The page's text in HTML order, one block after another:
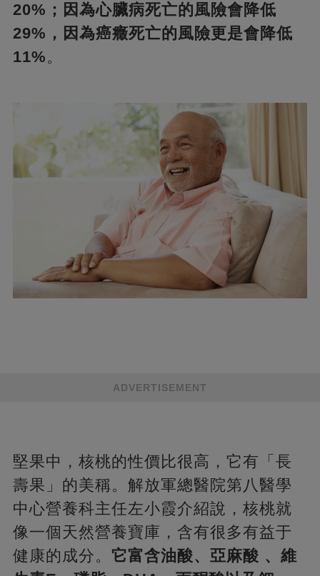
20%；因為心臟病死亡的風險會降低
29%，因為癌癥死亡的風險更是會降低
11%。
ADVERTISEMENT
堅果中，核桃的性價比很高，它有「長
壽果」的美稱。解放軍總醫院第八醫學
中心營養科主任左小霞介紹說，核桃就
像一個天然營養寶庫，含有很多有益于
健康的成分。 它富含油酸、亞麻酸 、維